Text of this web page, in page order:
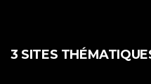
3 SITES